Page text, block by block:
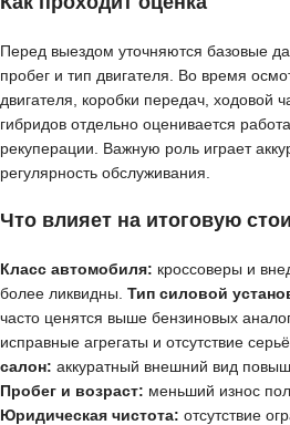
Перед выездом уточняются базовые
пробег и тип двигателя. Во время
двигателя, коробки передач, ходовой
гибридов отдельно оценивается
рекуперации. Важную роль играет
регулярность обслуживания.
Что влияет на итоговую
Класс автомобиля: кроссоверы и
более ликвидны. Тип силовой
часто ценятся выше бензиновых
исправные агрегаты и отсутствие
салон: аккуратный внешний вид
Пробег и возраст: меньший износ
Юридическая чистота: отсутствие